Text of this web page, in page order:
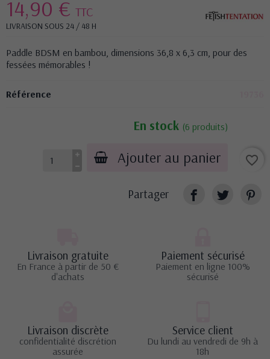
14,90 € TTC
LIVRAISON SOUS 24 / 48 H
Paddle BDSM en bambou, dimensions 36,8 x 6,3 cm, pour des
fessées mémorables !
Référence
En stock (6 produits)
Ajouter au panier favorite_border
Partager
Livraison gratuite
En France à partir de 50 €
d'achats
Paiement sécurisé
Paiement en ligne 100%
sécurisé
Livraison discrète
confidentialité discrétion
assurée
Service client
Du lundi au vendredi de 9h à
18h